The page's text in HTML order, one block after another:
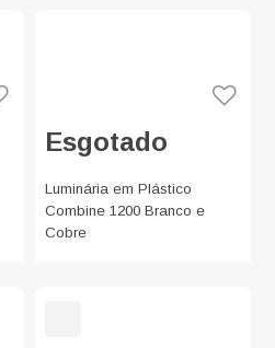
Esgotado
Luminária em Plástico
Combine 1200 Branco e
Cobre